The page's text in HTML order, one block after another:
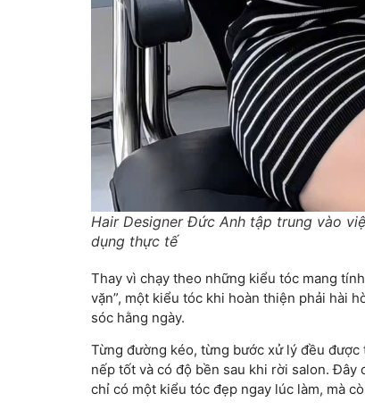
Hair Designer Đức Anh tập trung vào
dụng thực tế
Thay vì chạy theo những kiểu tóc mang
vặn”, một kiểu tóc khi hoàn thiện phải hài
sóc hằng ngày.
Từng đường kéo, từng bước xử lý đều
nếp tốt và có độ bền sau khi rời salon.
chỉ có một kiểu tóc đẹp ngay lúc làm, mà